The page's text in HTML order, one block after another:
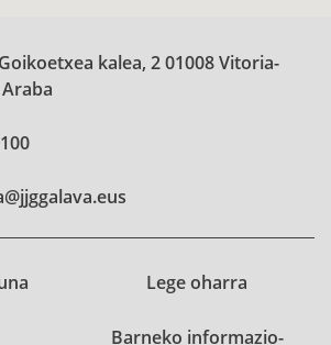
kalea, 2 01008 Vitoria-
Lege oharra
Barneko informazio-